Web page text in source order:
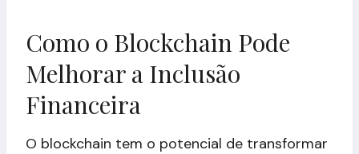
Como o Blockchain Pode
Melhorar a Inclusão
Financeira
O blockchain tem o potencial de transformar